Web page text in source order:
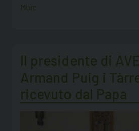
More
Il presidente di
Armand Puig i
ricevuto dal Papa